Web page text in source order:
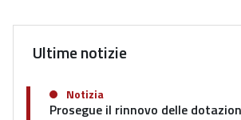
Ultime notizie
Notizia
Prosegue il rinnovo delle